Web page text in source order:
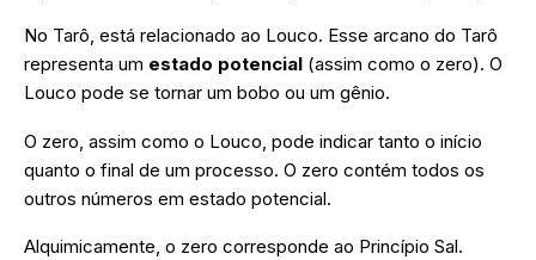
No Tarô, está relacionado ao Louco. Esse arcano do Tarô
representa um estado potencial (assim como o zero). O
Louco pode se tornar um bobo ou um gênio.
O zero, assim como o Louco, pode indicar tanto o início
quanto o final de um processo. O zero contém todos os
outros números em estado potencial.
Alquimicamente, o zero corresponde ao Princípio Sal.